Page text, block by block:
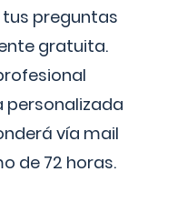
tus preguntas
gratuita.
vía mail
de 72 horas.